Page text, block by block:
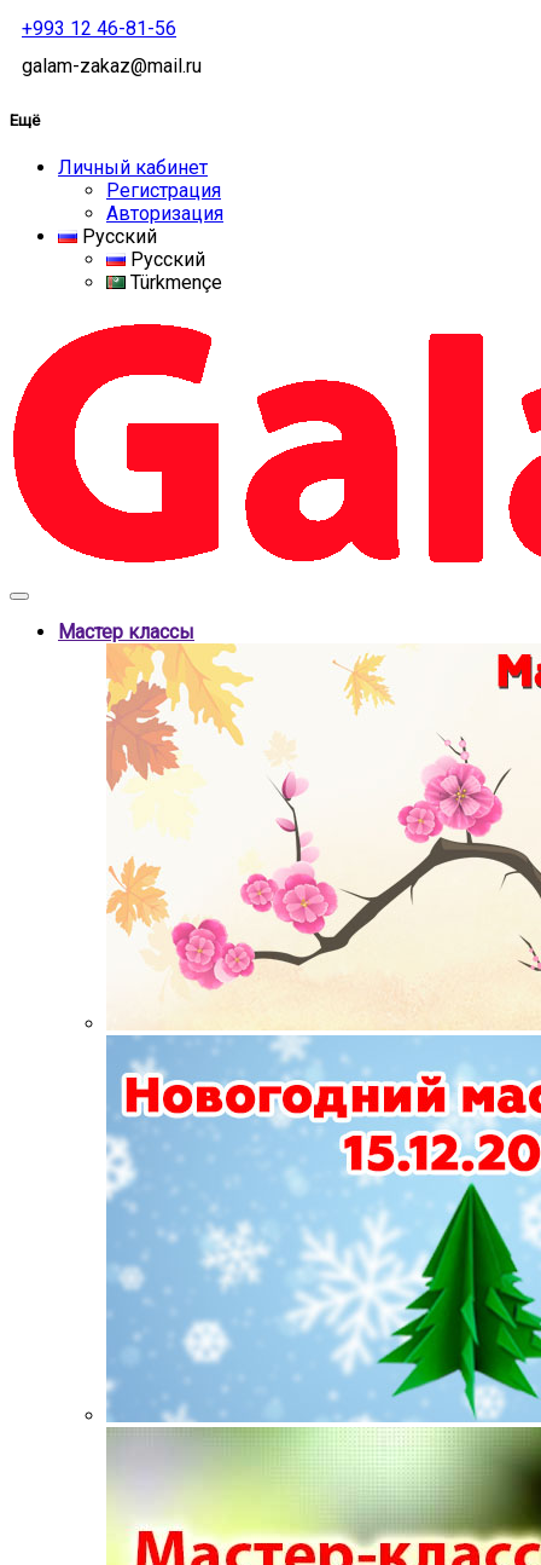
+993 12 46-81-56
galam-zakaz@mail.ru
Ещё
Личный кабинет
Регистрация
Авторизация
Русский
Русский
Türkmençe
Мастер классы